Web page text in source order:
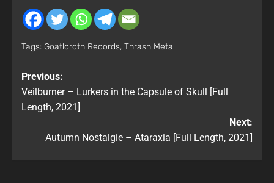
Tags: Goatlordth Records, Thrash Metal
Previous:
Veilburner – Lurkers in the Capsule of Skull [Full
Length, 2021]
Next:
Autumn Nostalgie – Ataraxia [Full Length, 2021]